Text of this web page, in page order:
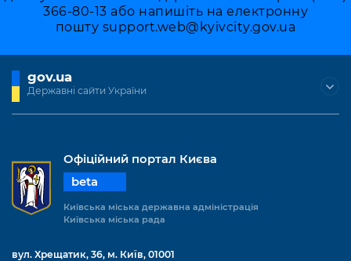
366-80-13 або напишіть на електронну
пошту support.web@kyivcity.gov.ua
gov.ua
Державні сайти України
Офіційний портал Києва
beta
Київська міська державна адміністрація
Київська міська рада
вул. Хрещатик, 36, м. Київ, 01001